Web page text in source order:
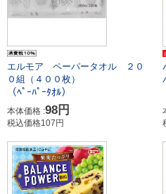
エルモア ペーパータオル ２０
０組（４００枚）
（ﾍﾟｰﾊﾟｰﾀｵﾙ）
本体価格 :98円
税込価格107円